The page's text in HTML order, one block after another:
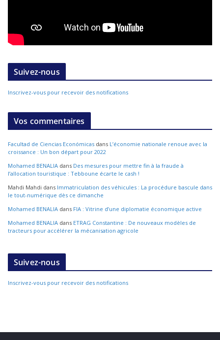
Suivez-nous
Inscrivez-vous pour recevoir des notifications
Vos commentaires
Facultad de Ciencias Económicas dans L’économie nationale renoue avec la
croissance : Un bon départ pour 2022
Mohamed BENALIA dans Des mesures pour mettre fin à la fraude à
l’allocation touristique : Tebboune écarte le cash !
Mahdi Mahdi dans Immatriculation des véhicules : La procédure bascule dans
le tout-numérique dès ce dimanche
Mohamed BENALIA dans FIA : Vitrine d’une diplomatie économique active
Mohamed BENALIA dans ETRAG Constantine : De nouveaux modèles de
tracteurs pour accélérer la mécanisation agricole
Suivez-nous
Inscrivez-vous pour recevoir des notifications